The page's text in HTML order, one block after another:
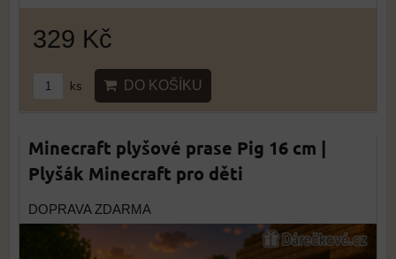
329 Kč
ks DO KOŠÍKU
Minecraft plyšové prase Pig 16 cm |
Plyšák Minecraft pro děti
DOPRAVA ZDARMA